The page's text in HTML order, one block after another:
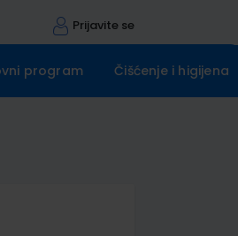
Prijavite se
program Čišćenje i higijena